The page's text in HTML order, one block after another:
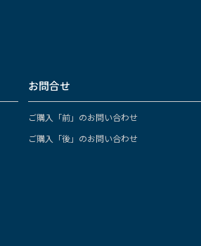
お問合せ
ご購入「前」のお問い合わせ
ご購入「後」のお問い合わせ